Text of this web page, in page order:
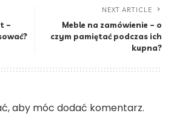
–
NEXT ARTICLE
Meble na zamówienie – o
czym pamiętać podczas ich
kupna?
, aby móc dodać komentarz.